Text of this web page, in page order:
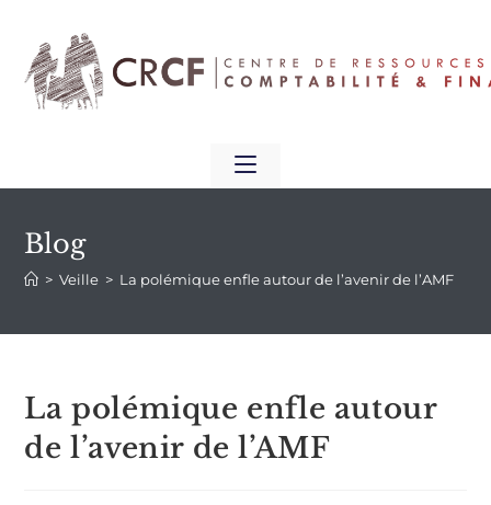
Blog
> Veille > La polémique enfle autour de l’avenir de l’AMF
La polémique enfle autour
de l’avenir de l’AMF